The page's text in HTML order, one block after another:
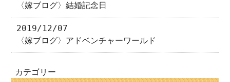
〈嫁ブログ〉結婚記念日
2019/12/07
〈嫁ブログ〉アドベンチャーワールド
カテゴリー